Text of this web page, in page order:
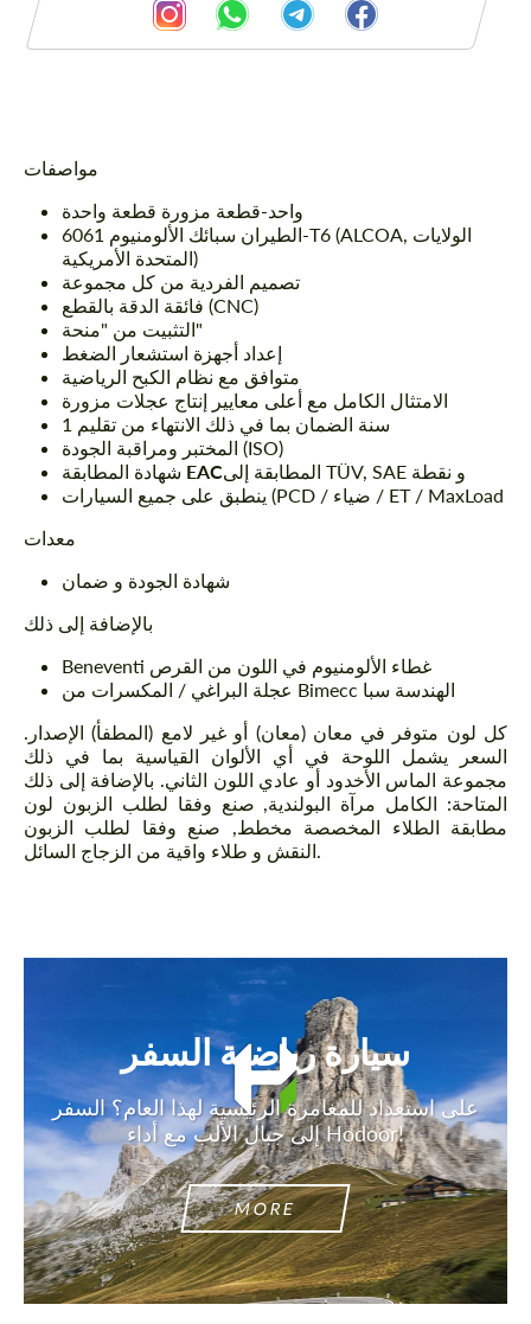
الوصف
مواصفات
واحد-قطعة مزورة قطعة واحدة
الطيران سبائك الألومنيوم 6061-T6 (ALCOA, الولايات
المتحدة الأمريكية)
تصميم الفردية من كل مجموعة
فائقة الدقة بالقطع (CNC)
التثبيت من "منحة"
إعداد أجهزة استشعار الضغط
متوافق مع نظام الكبح الرياضية
الامتثال الكامل مع أعلى معايير إنتاج عجلات مزورة
1 سنة الضمان بما في ذلك الانتهاء من تقليم
المختبر ومراقبة الجودة (ISO)
شهادة المطابقة EAC
المطابقة إلى TÜV, SAE و نقطة
ينطبق على جميع السيارات (PCD / ضياء / ET / MaxLoad
معدات
شهادة الجودة و ضمان
بالإضافة إلى ذلك
Beneventi غطاء الألومنيوم في اللون من القرص
عجلة البراغي / المكسرات من Bimecc الهندسة سبا
كل لون متوفر في معان (معان) أو غير لامع (المطفأ) الإصدار.
السعر يشمل اللوحة في أي الألوان القياسية بما في ذلك
مجموعة الماس الأخدود أو عادي اللون الثاني. بالإضافة إلى ذلك
المتاحة: الكامل مرآة البولندية, صنع وفقا لطلب الزبون لون
مطابقة الطلاء المخصصة مخطط, صنع وفقا لطلب الزبون
النقش و طلاء واقية من الزجاج السائل.
سيارة رياضية السفر
على استعداد للمغامرة الرئيسية لهذا العام؟ السفر
إلى جبال الألب مع أداء Hodoor!
MORE